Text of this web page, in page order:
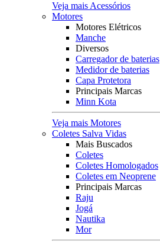
Veja mais Acessórios
Motores
Motores Elétricos
Manche
Diversos
Carregador de baterias
Medidor de baterias
Capa Protetora
Principais Marcas
Minn Kota
Veja mais Motores
Coletes Salva Vidas
Mais Buscados
Coletes
Coletes Homologados
Coletes em Neoprene
Principais Marcas
Raju
Jogá
Nautika
Mor